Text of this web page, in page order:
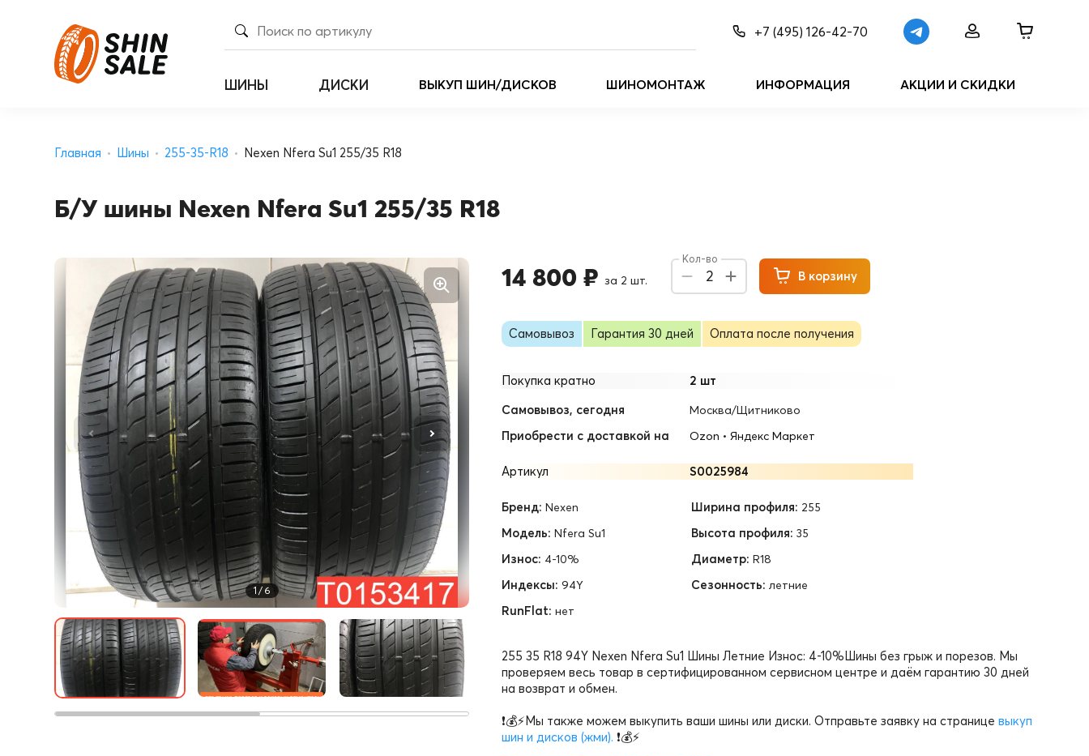
+7 (495) 126-42-70
ШИНЫ ДИСКИ ВЫКУП ШИН/ДИСКОВ ШИНОМОНТАЖ ИНФОРМАЦИЯ АКЦИИ И СКИДКИ
Главная Шины 255-35-R18 Nexen Nfera Su1 255/35 R18
Б/У шины Nexen Nfera Su1 255/35 R18
1 / 6
14 800 ₽ за 2 шт.
Кол-во
2 В корзину
Самовывоз Гарантия 30 дней Оплата после получения
Покупка кратно
2 шт
Самовывоз, сегодня
Москва/Щитниково
Приобрести с доставкой на Ozon • Яндекс Маркет
Артикул S0025984
Бренд: Nexen Ширина профиля: 255
Модель: Nfera Su1 Высота профиля: 35
Износ: 4-10% Диаметр: R18
Индексы: 94Y Сезонность: летние
RunFlat: нет
255 35 R18 94Y Nexen Nfera Su1 Шины Летние Износ: 4-10%Шины без грыж и порезов. Мы
проверяем весь товар в сертифицированном сервисном центре и даём гарантию 30 дней
на возврат и обмен.
❗💰⚡Мы также можем выкупить ваши шины или диски. Отправьте заявку на странице выкуп
шин и дисков (жми). ❗💰⚡